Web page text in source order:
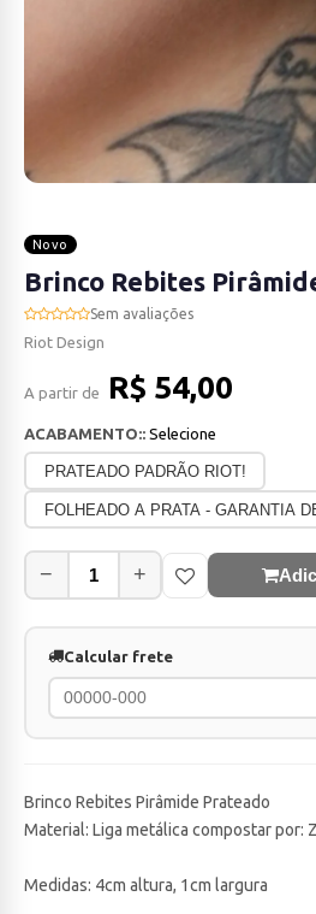
Novo
Brinco Rebites
Sem avaliações
Riot Design
A partir de R$ 54,00
ACABAMENTO:: Selecione
PRATEADO PADRÃO RIOT!
FOLHEADO A PRATA - GARANTIA
− +
Calcular frete
Brinco Rebites Pirâmide Prateado
Material: Liga metálica compostar por:
Medidas: 4cm altura, 1cm largura